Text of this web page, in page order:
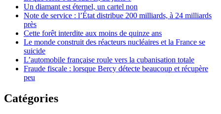
Un diamant est éternel, un cartel non
Note de service : l’État distribue 200 milliards, à 24 milliards
près
Cette forêt interdite aux moins de quinze ans
Le monde construit des réacteurs nucléaires et la France se
suicide
L’automobile française roule vers la cubanisation totale
Fraude fiscale : lorsque Bercy détecte beaucoup et récupère
peu
Catégories